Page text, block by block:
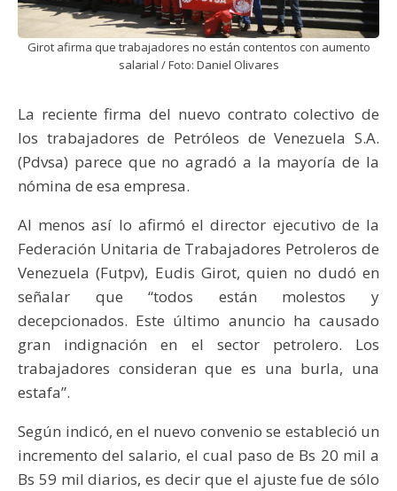
Girot afirma que trabajadores no están contentos con aumento
salarial / Foto: Daniel Olivares
La reciente firma del nuevo contrato colectivo de
los trabajadores de Petróleos de Venezuela S.A.
(Pdvsa) parece que no agradó a la mayoría de la
nómina de esa empresa.
Al menos así lo afirmó el director ejecutivo de la
Federación Unitaria de Trabajadores Petroleros de
Venezuela (Futpv), Eudis Girot, quien no dudó en
señalar que “todos están molestos y
decepcionados. Este último anuncio ha causado
gran indignación en el sector petrolero. Los
trabajadores consideran que es una burla, una
estafa”.
Según indicó, en el nuevo convenio se estableció un
incremento del salario, el cual paso de Bs 20 mil a
Bs 59 mil diarios, es decir que el ajuste fue de sólo